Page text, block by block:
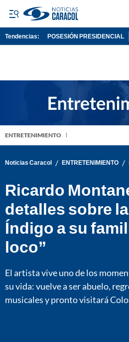
Tendencias: POSESIÓN PRESIDENCIAL
ENTRETENIMIENTO
Noticias Caracol / ENTRETENIMIENTO /
Ricardo
detalles sobre
Índigo a su
loco”
El artista vive uno de los
su vida: vuelve a ser abuelo,
musicales y pronto visitará